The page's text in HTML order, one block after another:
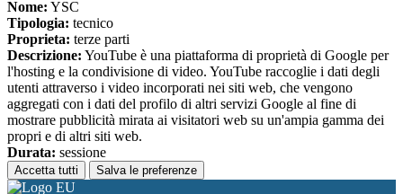
Nome: YSC
Tipologia: tecnico
Proprieta: terze parti
Descrizione: YouTube è una piattaforma di proprietà di Google per
l'hosting e la condivisione di video. YouTube raccoglie i dati degli
utenti attraverso i video incorporati nei siti web, che vengono
aggregati con i dati del profilo di altri servizi Google al fine di
mostrare pubblicità mirata ai visitatori web su un'ampia gamma dei
propri e di altri siti web.
Durata: sessione
Accetta tutti Salva le preferenze